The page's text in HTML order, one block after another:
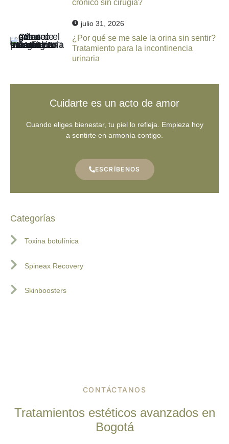
crónico sin cirugía?
julio 31, 2026
¿Por qué se me sale la orina sin sentir?
Tratamiento para la incontinencia
urinaria
Cuidarte es un acto de amor
Cuando eliges bienestar, tu piel lo refleja. Empieza hoy
a sentirte en armonía contigo.
ESCRÍBENOS
Categorías
Toxina botulínica
Spineax Recovery
Skinboosters
CONTÁCTANOS
Tratamientos estéticos avanzados en
Bogotá